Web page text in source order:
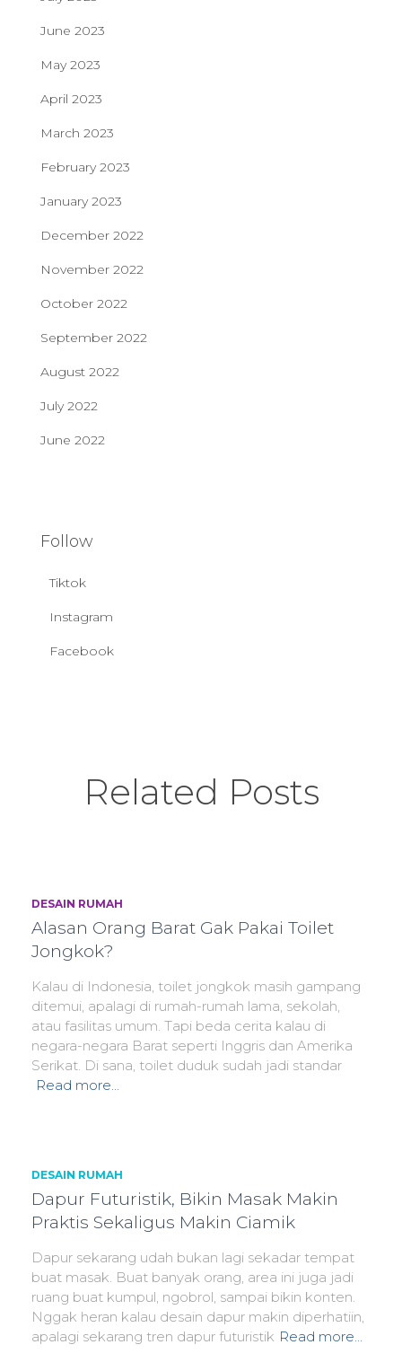
June 2023
May 2023
April 2023
March 2023
February 2023
January 2023
December 2022
November 2022
October 2022
September 2022
August 2022
July 2022
June 2022
Follow
Tiktok
Instagram
Facebook
Related Posts
DESAIN RUMAH
Alasan Orang Barat Gak Pakai Toilet
Jongkok?
Kalau di Indonesia, toilet jongkok masih gampang
ditemui, apalagi di rumah-rumah lama, sekolah,
atau fasilitas umum. Tapi beda cerita kalau di
negara-negara Barat seperti Inggris dan Amerika
Serikat. Di sana, toilet duduk sudah jadi standar
Read more…
DESAIN RUMAH
Dapur Futuristik, Bikin Masak Makin
Praktis Sekaligus Makin Ciamik
Dapur sekarang udah bukan lagi sekadar tempat
buat masak. Buat banyak orang, area ini juga jadi
ruang buat kumpul, ngobrol, sampai bikin konten.
Nggak heran kalau desain dapur makin diperhatiin,
apalagi sekarang tren dapur futuristik Read more…